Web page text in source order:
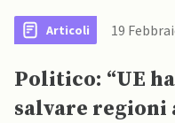
Articoli 19
Politico: “UE
salvare